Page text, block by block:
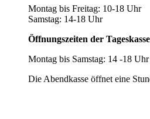
Montag bis Freitag: 10-18 Uhr
Samstag: 14-18 Uhr
Öffnungszeiten der
Montag bis Samstag: 14 -18 Uhr
Die Abendkasse öffnet eine